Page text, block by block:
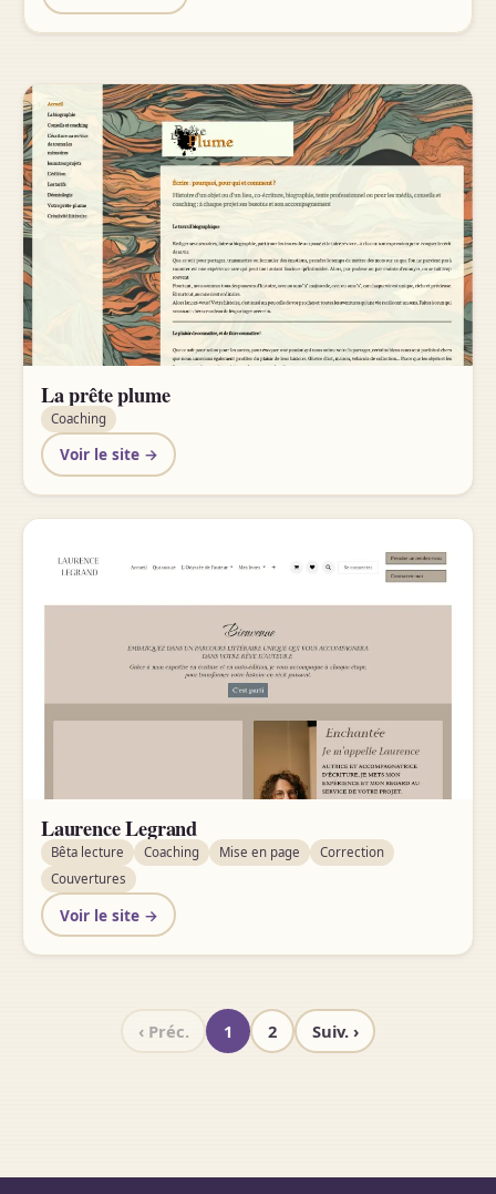
La prête plume
Coaching
Voir le site →
Laurence Legrand
Bêta lecture Coaching Mise en page
Correction
Couvertures
Voir le site →
‹ Préc. 1 2 Suiv. ›